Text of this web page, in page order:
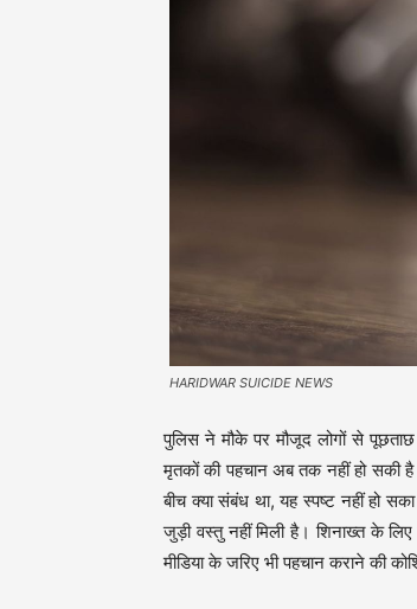
HARIDWAR SUICIDE NEWS
पुलिस ने मौके पर मौजूद लोगों से
मृतकों की पहचान अब तक नहीं हो सकी
बीच क्या संबंध था, यह स्पष्ट नहीं हो
जुड़ी वस्तु नहीं मिली है। शिनाख्त के
मीडिया के जरिए भी पहचान कराने की